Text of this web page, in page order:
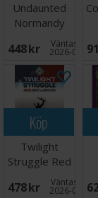
Undaunted
Normandy
Brädspel
448 SEK Väntas in:
2026-09-07
Köp
Twilight
Struggle Red
Sea Brädspel
478 SEK Väntas in:
2026-09-30